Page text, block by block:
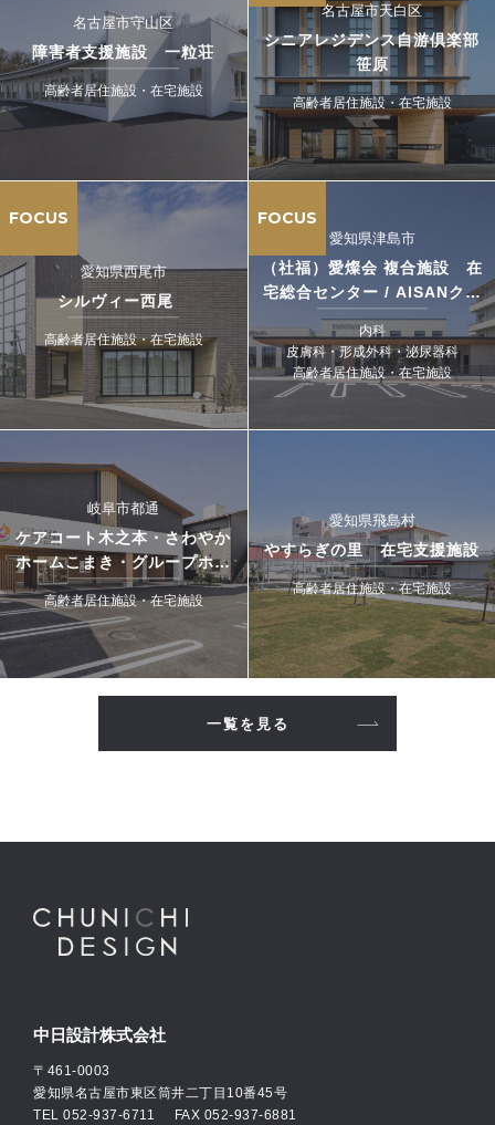
名古屋市守山区
障害者支援施設 一粒荘
高齢者居住施設・在宅施設
名古屋市天白区
シニアレジデンス自游倶楽部
笹原
高齢者居住施設・在宅施設
FOCUS
愛知県西尾市
シルヴィー西尾
高齢者居住施設・在宅施設
FOCUS
愛知県津島市
（社福）愛燦会 複合施設 在
宅総合センター / AISANクリ
ニック
内科
皮膚科・形成外科・泌尿器科
高齢者居住施設・在宅施設
岐阜市都通
ケアコート木之本・さわやか
ホームこまき・グループホー
ムこまき
高齢者居住施設・在宅施設
愛知県飛島村
やすらぎの里 在宅支援施設
高齢者居住施設・在宅施設
一覧を見る
中日設計株式会社
〒461-0003
愛知県名古屋市東区筒井二丁目10番45号
TEL 052-937-6711 FAX 052-937-6881